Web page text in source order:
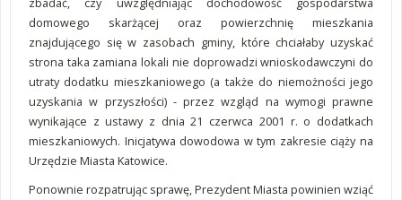
domowego skarżącej oraz powierzchnię mieszkania
znajdującego się w zasobach gminy, które chciałaby uzyskać
strona taka zamiana lokali nie doprowadzi wnioskodawczyni do
utraty dodatku mieszkaniowego (a także do niemożności jego
uzyskania w przyszłości) - przez wzgląd na wymogi prawne
wynikające z ustawy z dnia 21 czerwca 2001 r. o dodatkach
mieszkaniowych. Inicjatywa dowodowa w tym zakresie ciąży na
Urzędzie Miasta Katowice.
Ponownie rozpatrując sprawę, Prezydent Miasta powinien wziąć